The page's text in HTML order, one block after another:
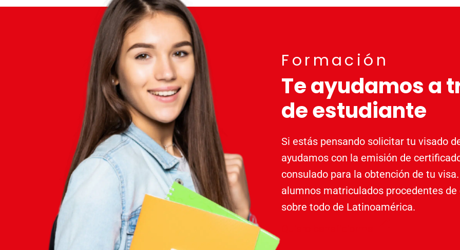
Formación
Te ayudamos a
de estudiante
Si estás pensando solicitar tu visado
ayudamos con la emisión de
consulado para la obtención de tu
alumnos matriculados procedentes
sobre todo de Latinoamérica.